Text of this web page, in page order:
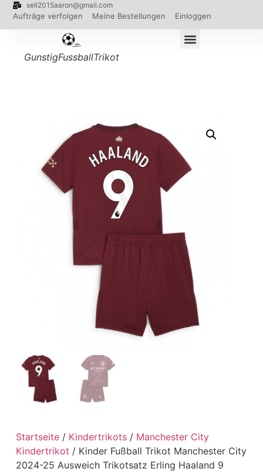
sell2015aaron@gmail.com
Aufträge verfolgen Meine Bestellungen Einloggen
GunstigFussballTrikot
Startseite/ Kindertrikots/ Manchester City
Kindertrikot / Kinder Fußball Trikot Manchester City
2024-25 Ausweich Trikotsatz Erling Haaland 9